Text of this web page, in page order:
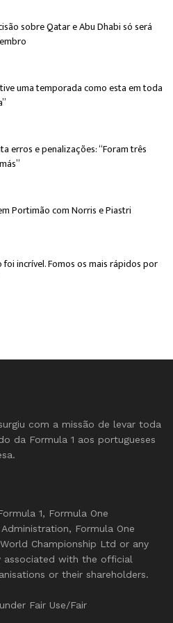
sobre Qatar e Abu Dhabi só será
tive uma temporada como esta em toda
erros e penalizações: “Foram três
Portimão com Norris e Piastri
foi incrível. Fomos os mais rápidos por
com a missão de levar toda
da Formula 1 aos portugueses
1, Formula One
Formula One
Championship Ltd or any
associated with the official
or their shareholders.
Fair Use/Fair